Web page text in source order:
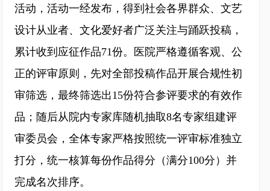
活动，活动一经发布，得到社会各界群众、文艺
设计从业者、文化爱好者广泛关注与踊跃投稿，
累计收到应征作品71份。医院严格遵循客观、公
正的评审原则，先对全部投稿作品开展合规性初
审筛选，最终筛选出15份符合参评要求的有效作
品；随后从院内专家库随机抽取8名专家组建评
审委员会，全体专家严格按照统一评审标准独立
打分，统一核算每份作品得分（满分100分）并
完成名次排序。